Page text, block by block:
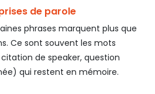
de parole
phrases marquent plus que
Ce sont souvent les mots
de speaker, question
qui restent en mémoire.